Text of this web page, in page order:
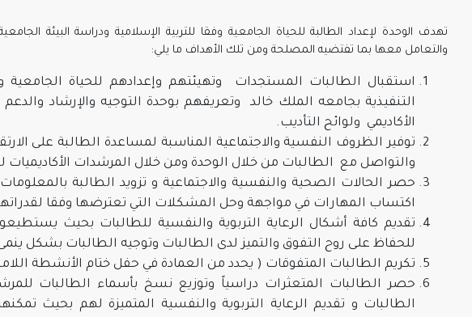
تهدف الوحدة لإعداد الطالبة للحياة الجامعية وفقا للتربية الإسلامية ودراسة البيئة
والتعامل معها بما تفتضيه المصلحة ومن تلك الأهداف ما يلي:
استقبال الطالبات المستجدات وتهيئتهم وإعدادهم للحياة
التنفيذية بجامعه الملك خالد وتعريفهم بوحدة التوجيه والإرشاد والدعم
الأكاديمي ولوائح التأديب.
توفير الظروف النفسية والاجتماعية المناسبة لمساعدة الطالبة على
والتواصل مع الطالبات من خلال الوحدة ومن خلال المرشدات الأكاديميات
حصر الحالات الصحية والنفسية والاجتماعية و تزويد الطالبة
اكتساب المهارات في مواجهة وحل المشكلات التي تعترضها وفقا لقدراتها
تقديم كافة أشكال الرعاية التربوية والنفسية للطالبات بحيث
للحفاظ على روح التفوق والتميز لدى الطالبات وتوجيه الطالبات بشكل
تكريم الطالبات المتفوقات ( يحدد من العمادة في حفل ختام الأنشطة
حصر الطالبات المتعثرات دراسياً وتوزيع نسخ بأسماء الطالبات
الطالبات و تقديم الرعاية التربوية والنفسية المتميزة لهم بحيث